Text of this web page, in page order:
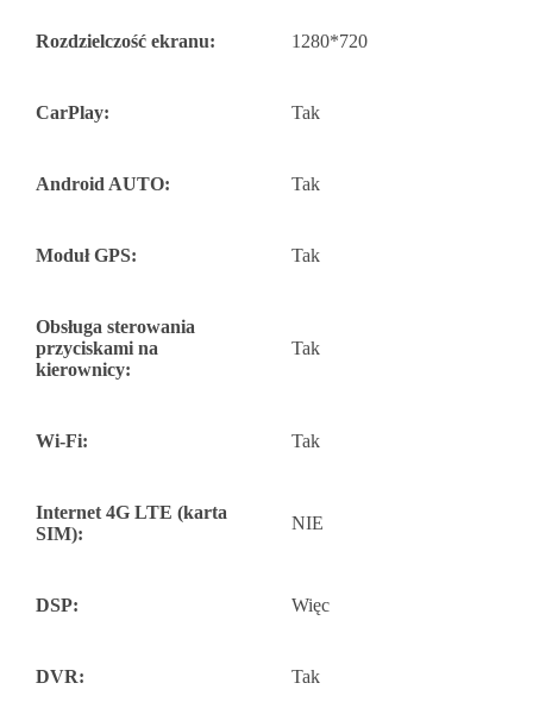
Rozdzielczość ekranu: 1280*720
CarPlay: Tak
Android AUTO: Tak
Moduł GPS: Tak
Obsługa sterowania
przyciskami na
kierownicy:
Tak
Wi-Fi: Tak
Internet 4G LTE (karta
SIM):
NIE
DSP: Więc
DVR: Tak